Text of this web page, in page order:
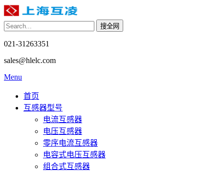
021-31263351
sales@hlelc.com
Menu
首页
互感器型号
电流互感器
电压互感器
零序电流互感器
电容式电压互感器
组合式互感器